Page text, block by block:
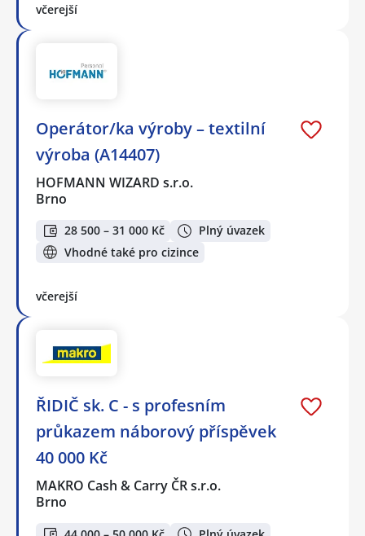
včerejší
Operátor/ka výroby – textilní
výroba (A14407)
HOFMANN WIZARD s.r.o.
Brno
28 500 – 31 000 Kč
Plný úvazek
Vhodné také pro cizince
včerejší
ŘIDIČ sk. C - s profesním
průkazem náborový příspěvek
40 000 Kč
MAKRO Cash & Carry ČR s.r.o.
Brno